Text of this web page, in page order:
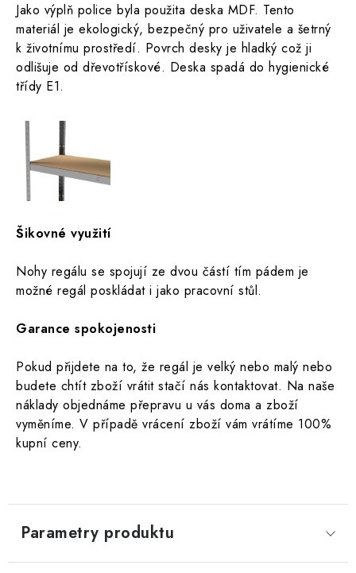
Jako výplň police byla použita deska MDF. Tento
materiál je ekologický, bezpečný pro uživatele a šetrný
k životnímu prostředí. Povrch desky je hladký což ji
odlišuje od dřevotřískové. Deska spadá do hygienické
třídy E1.
Šikovné využití
Nohy regálu se spojují ze dvou částí tím pádem je
možné regál poskládat i jako pracovní stůl.
Garance spokojenosti
Pokud přijdete na to, že regál je velký nebo malý nebo
budete chtít zboží vrátit stačí nás kontaktovat. Na naše
náklady objednáme přepravu u vás doma a zboží
vyměníme. V případě vrácení zboží vám vrátíme 100%
kupní ceny.
Parametry produktu